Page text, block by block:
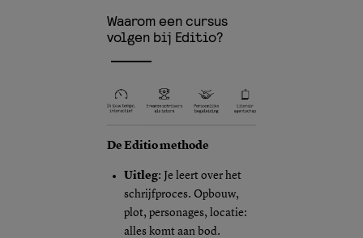
Waarom een cursus
volgen bij Editio?
De Editio methode
Uitleg: Je leert over het
schrijfproces. Opbouw,
plot, personages, locatie:
alles komt aan bod.